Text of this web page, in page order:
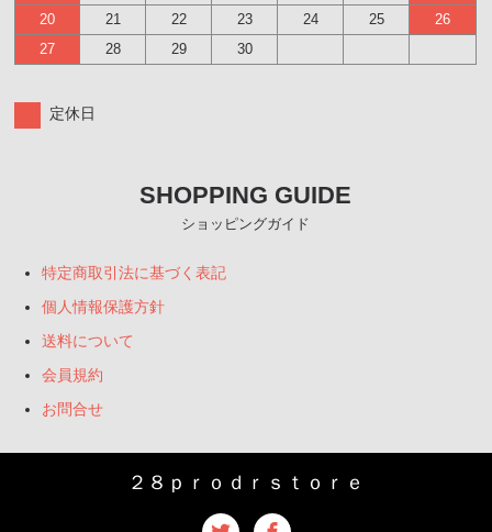
20
21 22 23 24 25
26
27
28 29 30
定休日
SHOPPING GUIDE
ショッピングガイド
特定商取引法に基づく表記
個人情報保護方針
送料について
会員規約
お問合せ
２８ｐｒｏｄｒｓｔｏｒｅ